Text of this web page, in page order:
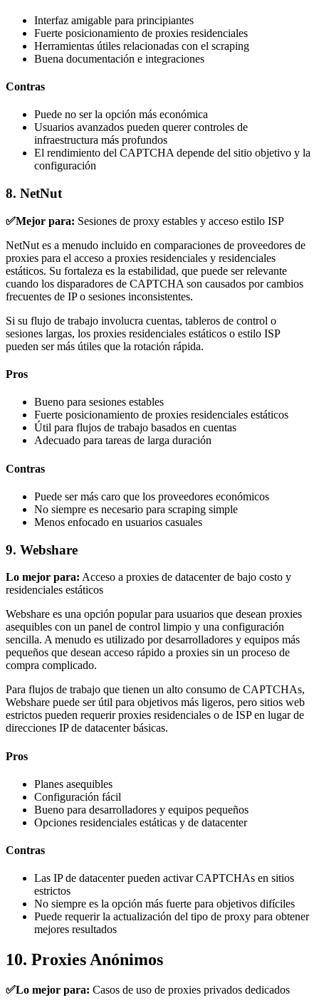
Interfaz amigable para principiantes
Fuerte posicionamiento de proxies residenciales
Herramientas útiles relacionadas con el scraping
Buena documentación e integraciones
Contras
Puede no ser la opción más económica
Usuarios avanzados pueden querer controles de
infraestructura más profundos
El rendimiento del CAPTCHA depende del sitio objetivo y la
configuración
8. NetNut
✅Mejor para: Sesiones de proxy estables y acceso estilo ISP
NetNut es a menudo incluido en comparaciones de proveedores de
proxies para el acceso a proxies residenciales y residenciales
estáticos. Su fortaleza es la estabilidad, que puede ser relevante
cuando los disparadores de CAPTCHA son causados por cambios
frecuentes de IP o sesiones inconsistentes.
Si su flujo de trabajo involucra cuentas, tableros de control o
sesiones largas, los proxies residenciales estáticos o estilo ISP
pueden ser más útiles que la rotación rápida.
Pros
Bueno para sesiones estables
Fuerte posicionamiento de proxies residenciales estáticos
Útil para flujos de trabajo basados en cuentas
Adecuado para tareas de larga duración
Contras
Puede ser más caro que los proveedores económicos
No siempre es necesario para scraping simple
Menos enfocado en usuarios casuales
9. Webshare
Lo mejor para: Acceso a proxies de datacenter de bajo costo y
residenciales estáticos
Webshare es una opción popular para usuarios que desean proxies
asequibles con un panel de control limpio y una configuración
sencilla. A menudo es utilizado por desarrolladores y equipos más
pequeños que desean acceso rápido a proxies sin un proceso de
compra complicado.
Para flujos de trabajo que tienen un alto consumo de CAPTCHAs,
Webshare puede ser útil para objetivos más ligeros, pero sitios web
estrictos pueden requerir proxies residenciales o de ISP en lugar de
direcciones IP de datacenter básicas.
Pros
Planes asequibles
Configuración fácil
Bueno para desarrolladores y equipos pequeños
Opciones residenciales estáticas y de datacenter
Contras
Las IP de datacenter pueden activar CAPTCHAs en sitios
estrictos
No siempre es la opción más fuerte para objetivos difíciles
Puede requerir la actualización del tipo de proxy para obtener
mejores resultados
10. Proxies Anónimos
✅Lo mejor para: Casos de uso de proxies privados dedicados